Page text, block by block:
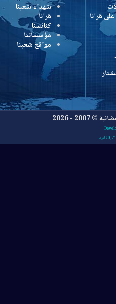
شهداء شعبنا
قرانا
كنائسنا
مؤسساتنا
مواقع شعبنا
2026